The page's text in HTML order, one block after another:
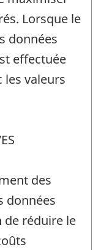
Lorsque le
données
effectuée
les valeurs
des
données
de réduire le